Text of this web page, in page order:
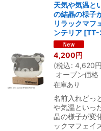
天気や気温と
の結晶の様子
リラックマフ
ンテリア [
4,200円
(税込: 4,620円
オープン価格
在庫あり
名前入れど
や気温といっ
晶の様子が変
ックマフェイ